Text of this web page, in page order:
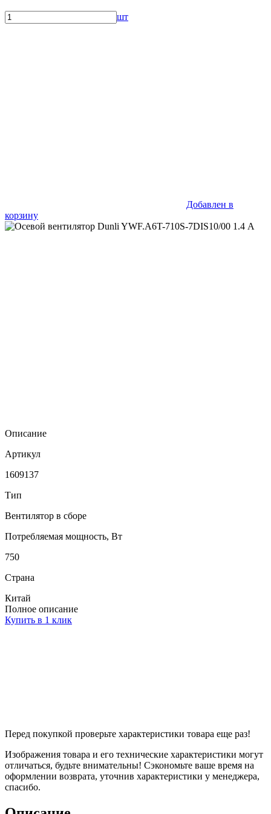
шт
Добавлен в
корзину
Описание
Артикул
1609137
Тип
Вентилятор в сборе
Потребляемая мощность, Вт
750
Страна
Китай
Полное описание
Купить в 1 клик
Перед покупкой проверьте характеристики товара еще раз!
Изображения товара и его технические характеристики могут
отличаться, будьте внимательны! Сэкономьте ваше время на
оформлении возврата, уточнив характеристики у менеджера,
спасибо.